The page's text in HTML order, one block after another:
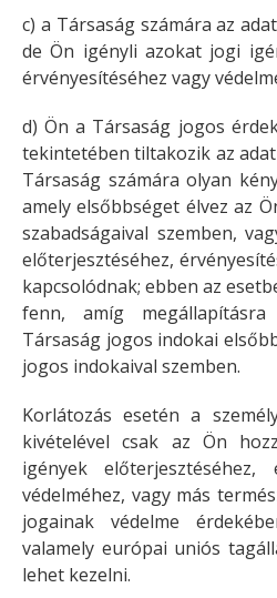
c) a Társaság számára az
de Ön igényli azokat jogi
érvényesítéséhez vagy
d) Ön a Társaság jogos
tekintetében tiltakozik az
Társaság számára olyan
amely elsőbbséget élvez az
szabadságaival szemben,
előterjesztéséhez,
kapcsolódnak; ebben az
fenn, amíg
Társaság jogos indokai
jogos indokaival szemben.
Korlátozás esetén a
kivételével csak az Ön
igények előterjesztéséhez,
védelméhez, vagy más
jogainak védelme
valamely európai uniós
lehet kezelni.